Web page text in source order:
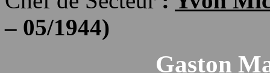
– 05/1944)
Gaston